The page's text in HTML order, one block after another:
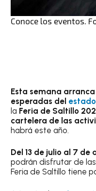
Conoce los eventos.
Esta semana
esperadas del
la Feria de Saltillo
cartelera de las
habrá este año.
Del 13 de julio al 7 de
podrán disfrutar de
Feria de Saltillo tiene